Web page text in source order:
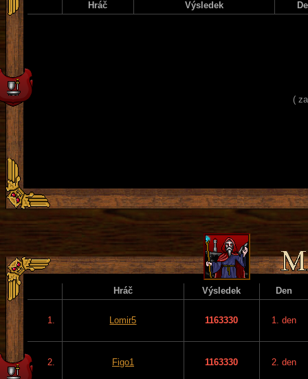
Hráč Výsledek
(
Hráč Výsledek Den
1. Lomir5 1163330 1. den
2. Figo1 1163330 2. den